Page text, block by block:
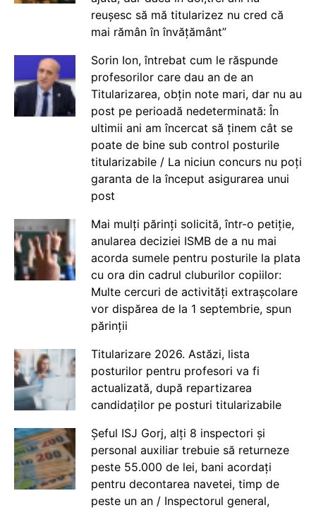
reușesc să mă titularizez nu cred că
mai rămân în învățământ”
Sorin Ion, întrebat cum le răspunde
profesorilor care dau an de an
Titularizarea, obțin note mari, dar nu au
post pe perioadă nedeterminată: În
ultimii ani am încercat să ținem cât se
poate de bine sub control posturile
titularizabile / La niciun concurs nu poți
garanta de la început asigurarea unui
post
Mai mulți părinți solicită, într-o petiție,
anularea deciziei ISMB de a nu mai
acorda sumele pentru posturile la plata
cu ora din cadrul cluburilor copiilor:
Multe cercuri de activități extrașcolare
vor dispărea de la 1 septembrie, spun
părinții
Titularizare 2026. Astăzi, lista
posturilor pentru profesori va fi
actualizată, după repartizarea
candidaților pe posturi titularizabile
Șeful ISJ Gorj, alți 8 inspectori și
personal auxiliar trebuie să returneze
peste 55.000 de lei, bani acordați
pentru decontarea navetei, timp de
peste un an / Inspectorul general,